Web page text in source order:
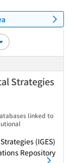
Strategies
linked to
(IGES)
Repository